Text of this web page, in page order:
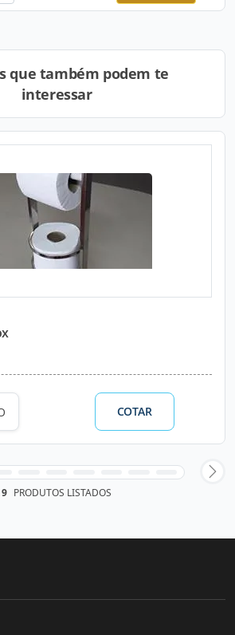
que também podem te
interessar
COTAR
9 PRODUTOS LISTADOS